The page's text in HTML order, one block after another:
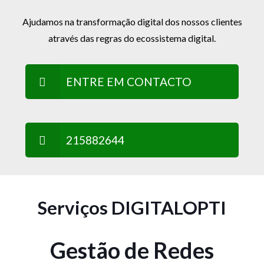
Ajudamos na transformação digital dos nossos clientes
através das regras do ecossistema digital.
ENTRE EM CONTACTO
215882644
Serviços DIGITALOPTI
Gestão de Redes